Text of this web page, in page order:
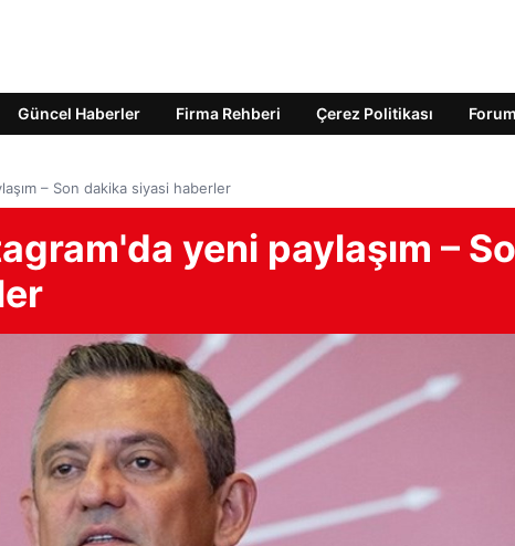
Güncel Haberler Firma Rehberi Çerez Politikası Forum
– Son dakika siyasi haberler
yeni paylaşım –